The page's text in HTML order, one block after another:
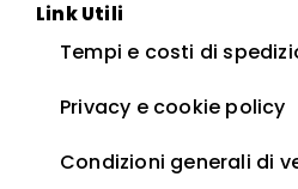
Link Utili
Tempi e costi di
Privacy e cookie policy
Condizioni generali di